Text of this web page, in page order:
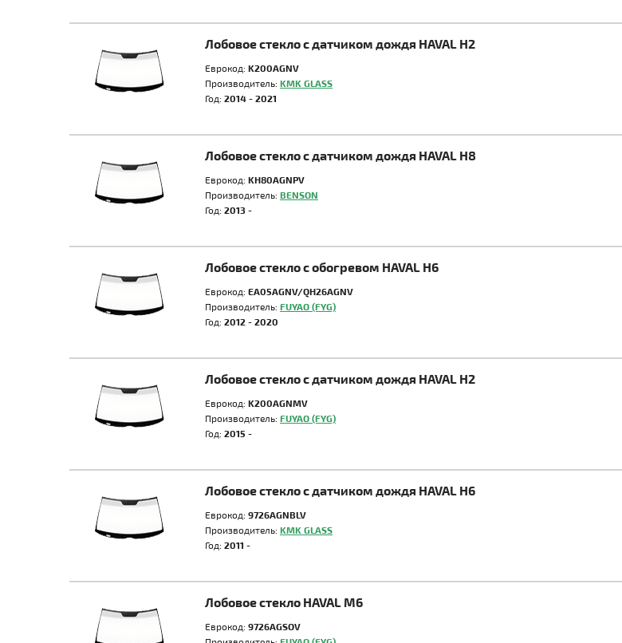
Лобовое стекло с датчиком дождя HAVAL H2
Еврокод: K200AGNV
Производитель: KMK GLASS
Год: 2014 - 2021
Лобовое стекло с датчиком дождя HAVAL H8
Еврокод: KH80AGNPV
Производитель: BENSON
Год: 2013 -
Лобовое стекло с обогревом HAVAL H6
Еврокод: EA05AGNV/QH26AGNV
Производитель: FUYAO (FYG)
Год: 2012 - 2020
Лобовое стекло с датчиком дождя HAVAL H2
Еврокод: K200AGNMV
Производитель: FUYAO (FYG)
Год: 2015 -
Лобовое стекло с датчиком дождя HAVAL H6
Еврокод: 9726AGNBLV
Производитель: KMK GLASS
Год: 2011 -
Лобовое стекло HAVAL M6
Еврокод: 9726AGSOV